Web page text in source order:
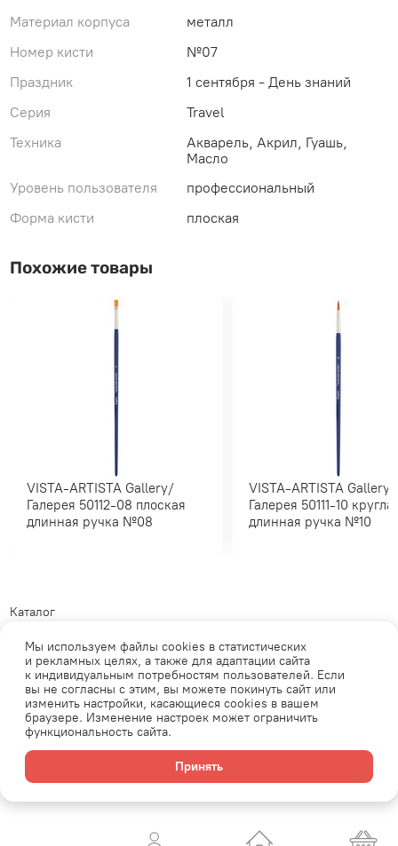
Материал корпуса
металл
Номер кисти
№07
Праздник
1 сентября - День знаний
Серия
Travel
Техника
Акварель, Акрил, Гуашь,
Масло
Уровень пользователя
профессиональный
Форма кисти
плоская
Похожие товары
VISTA-ARTISTA Gallery/
Галерея 50112-08 плоская
длинная ручка №08
VISTA-ARTISTA Gallery/
Галерея 50111-10 круглая
длинная ручка №10
Каталог
Обратная связь
Политика обработки
персональных данных
Телеграм
ВКонтакте
Продавец: АО «Планета увлечений» ОГРН: 1077761771537 Юридический
адрес: 105554, г.Москва, ул. 11-я Парковая, д. 9/35, этаж 1, помещение V
Мы используем файлы cookies в статистических
и рекламных целях, а также для адаптации сайта
к индивидуальным потребностям пользователей. Если
вы не согласны с этим, вы можете покинуть сайт или
изменить настройки, касающиеся cookies в вашем
браузере. Изменение настроек может ограничить
функциональность сайта.
Принять